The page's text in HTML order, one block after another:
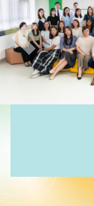
Previous